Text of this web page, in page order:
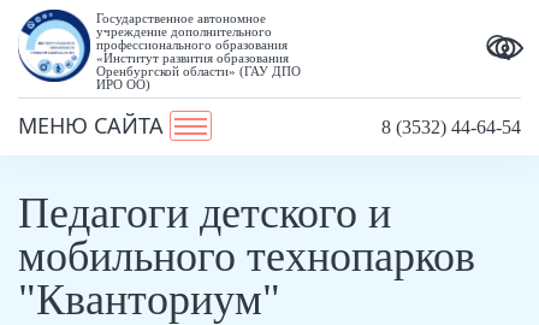
Государственное автономное
учреждение дополнительного
профессионального образования
«Институт развития образования
Оренбургской области» (ГАУ ДПО
ИРО ОО)
МЕНЮ САЙТА 8 (3532) 44-64-54
Педагоги детского и
мобильного технопарков
"Кванториум"